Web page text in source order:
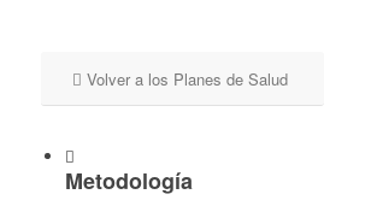
Volver a los Planes de Salud
Metodología